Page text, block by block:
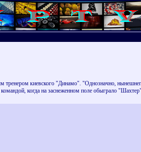
тренером киевского "Динамо". "Однозначно,
когда на заснеженном поле обыграло